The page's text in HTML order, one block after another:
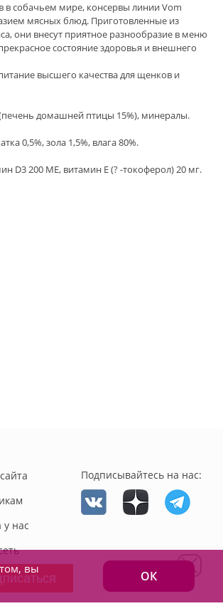
в собачьем мире, консервы линии Vom
мясных блюд. Приготовленные из
они внесут приятное разнообразие в меню
состояние здоровья и внешнего
высшего качества для щенков и
домашней птицы 15%), минералы.
0,5%, зола 1,5%, влага 80%.
D3 200 МЕ, витамин Е (? -токоферол) 20 мг.
у нас
Подписывайтесь на нас:
вы
ОК